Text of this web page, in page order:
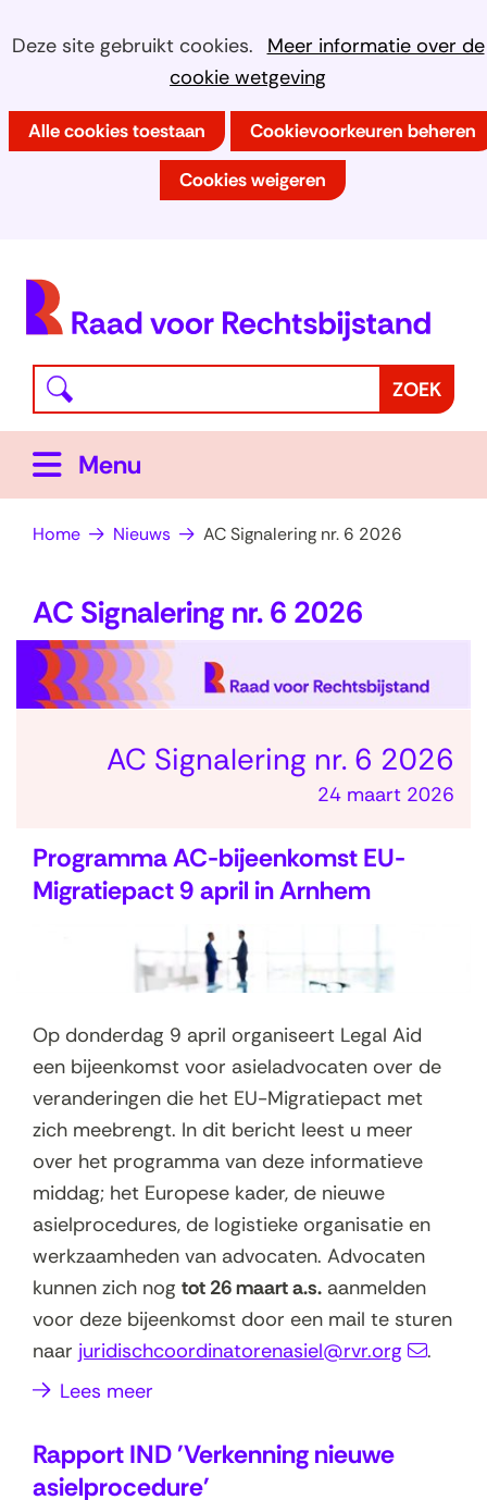
Cookies
Deze site gebruikt cookies.
Meer informatie over de
cookie wetgeving
Hier
het
gebruik
website
worden
toegestaan
Alle cookies toestaan Cookievoorkeuren beheren
Cookies weigeren
naar
de
inhoud
Waar
bent
naar
op
zoek?
ZOEK
Menu
Home Nieuws AC Signalering nr. 6 2026
AC Signalering nr. 6 2026
AC Signalering nr. 6 2026
24 maart 2026
Programma AC-bijeenkomst EU-
Migratiepact 9 april in Arnhem
Op donderdag 9 april organiseert Legal Aid
een bijeenkomst voor asieladvocaten over de
veranderingen die het EU-Migratiepact met
zich meebrengt. In dit bericht leest u meer
over het programma van deze informatieve
middag; het Europese kader, de nieuwe
asielprocedures, de logistieke organisatie en
werkzaamheden van advocaten. Advocaten
kunnen zich nog tot 26 maart a.s. aanmelden
voor deze bijeenkomst door een mail te sturen
naar juridischcoordinatorenasiel@rvr.org
.
Lees meer
Rapport IND 'Verkenning nieuwe
asielprocedure'